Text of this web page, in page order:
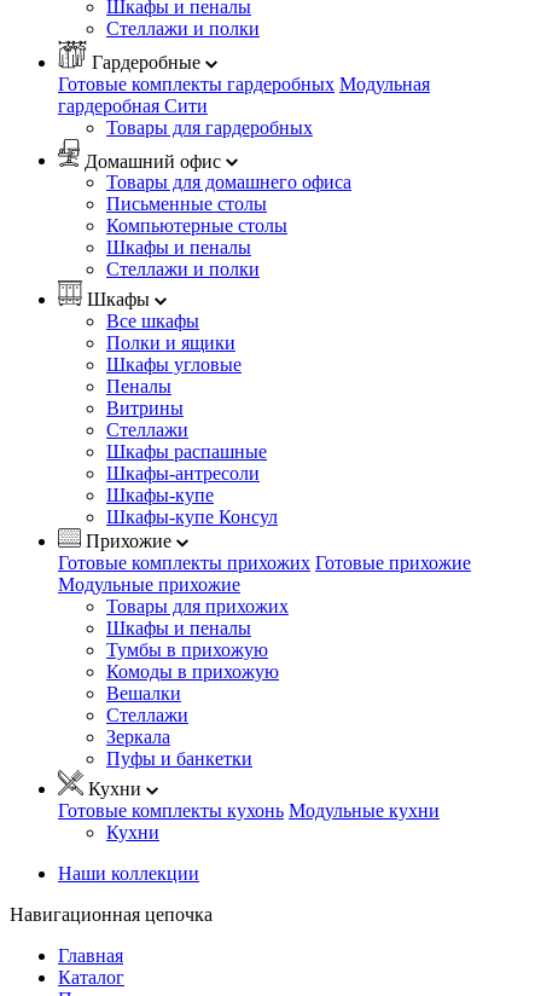
Шкафы и пеналы
Стеллажи и полки
Гардеробные
Готовые комплекты гардеробных Модульная
гардеробная Сити
Товары для гардеробных
Домашний офис
Товары для домашнего офиса
Письменные столы
Компьютерные столы
Шкафы и пеналы
Стеллажи и полки
Шкафы
Все шкафы
Полки и ящики
Шкафы угловые
Пеналы
Витрины
Стеллажи
Шкафы распашные
Шкафы-антресоли
Шкафы-купе
Шкафы-купе Консул
Прихожие
Готовые комплекты прихожих Готовые прихожие
Модульные прихожие
Товары для прихожих
Шкафы и пеналы
Тумбы в прихожую
Комоды в прихожую
Вешалки
Стеллажи
Зеркала
Пуфы и банкетки
Кухни
Готовые комплекты кухонь Модульные кухни
Кухни
Наши коллекции
Навигационная цепочка
Главная
Каталог